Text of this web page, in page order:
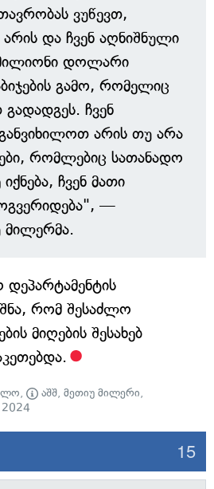
ვუწევთ,
არის და ჩვენ აღნიშნული
დოლარი
გამო, რომელიც
ჩვენ
არის თუ არა
რომლებიც სათანადო
ჩვენ მათი
—
მილერმა.
დეპარტამენტის
რომ შესაძლო
მიღების შესახებ
, აშშ, მეთიუ მილერი,
2024
15